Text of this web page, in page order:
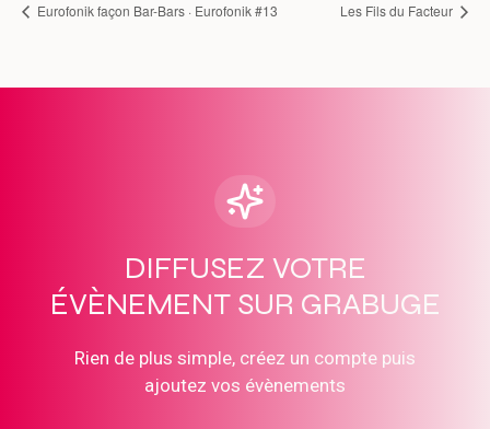
Eurofonik façon Bar-Bars · Eurofonik #13 Les Fils du Facteur
DIFFUSEZ VOTRE
ÉVÈNEMENT SUR GRABUGE
Rien de plus simple, créez un compte puis
ajoutez vos évènements